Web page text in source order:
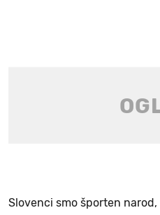
Slovenci smo športen